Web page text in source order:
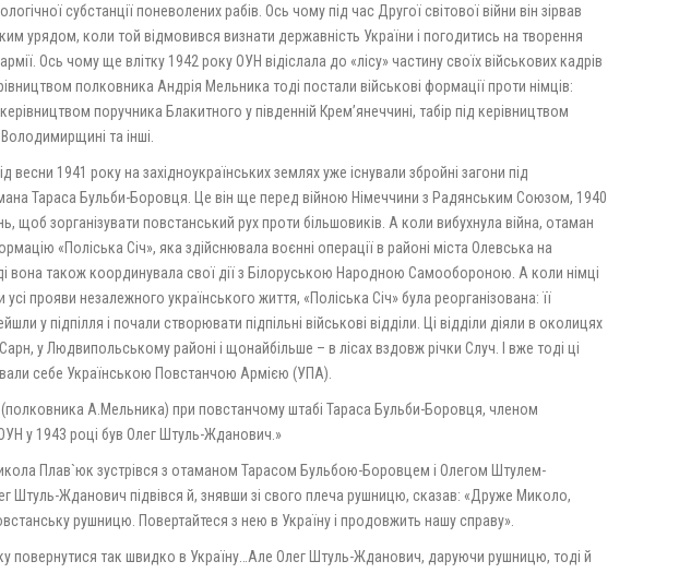
субстанції поневолених рабів. Ось чому під час Другої світової війни він зірвав
урядом, коли той відмовився визнати державність України і погодитись на творення
Ось чому ще влітку 1942 року ОУН відіслала до «лісу» частину своїх військових кадрів
полковника Андрія Мельника тоді постали військові формації проти німців:
поручника Блакитного у південній Крем’янеччині, табір під керівництвом
та інші.
весни 1941 року на західноукраїнських землях уже існували збройні загони під
Тараса Бульби-Боровця. Це він ще перед війною Німеччини з Радянським Союзом, 1940
щоб зорганізувати повстанський рух проти більшовиків. А коли вибухнула війна, отаман
«Поліська Січ», яка здійснювала воєнні операції в районі міста Олевська на
вона також координувала свої дії з Білоруською Народною Самообороною. А коли німці
усі прояви незалежного українського життя, «Поліська Січ» була реорганізована: її
у підпілля і почали створювати підпільні військові відділи. Ці відділи діяли в околицях
у Людвипольському районі і щонайбільше – в лісах вздовж річки Случ. І вже тоді ці
себе Українською Повстанчою Армією (УПА).
А.Мельника) при повстанчому штабі Тараса Бульби-Боровця, членом
у 1943 році був Олег Штуль-Жданович.»
Плав`юк зустрівся з отаманом Тарасом Бульбою-Боровцем і Олегом Штулем-
Штуль-Жданович підвівся й, знявши зі свого плеча рушницю, сказав: «Друже Миколо,
рушницю. Повертайтеся з нею в Україну і продовжить нашу справу».
повернутися так швидко в Україну…Але Олег Штуль-Жданович, даруючи рушницю, тоді й